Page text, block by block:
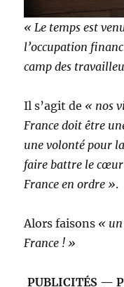
« Le temps est
l’occupation
camp des
Il s’agit de « nos
France doit être
une volonté pour
faire battre le cœur
France en ordre ».
Alors faisons «
France ! »
PUBLICITÉS —